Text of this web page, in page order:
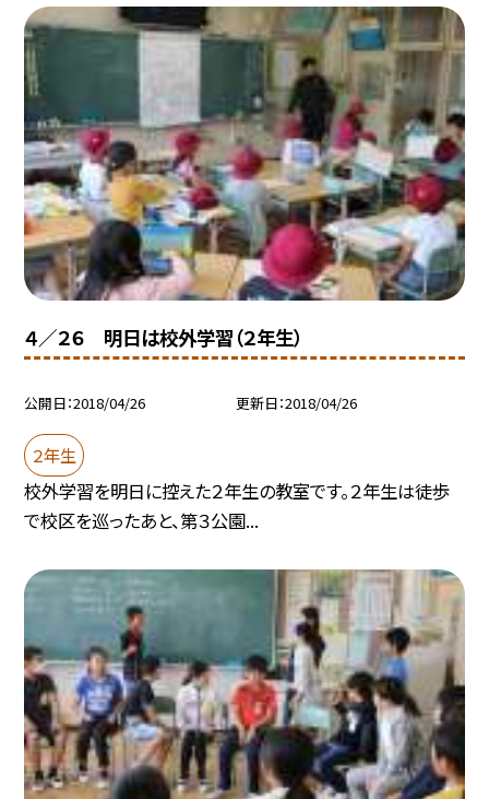
４／２６ 明日は校外学習（２年生）
公開日 2018/04/26 更新日 2018/04/26
２年生
校外学習を明日に控えた２年生の教室です。２年生は徒歩
で校区を巡ったあと、第３公園...